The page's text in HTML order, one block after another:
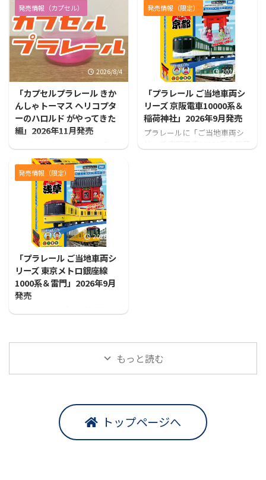
発売情報（カプセル）
2026/8/4
「カプセルプラレール きか
んしゃトーマス ヘリコプタ
ーのハロルド がやってきた
編」2026年11月発売
プセルプラレール きかんしゃ
トーマス ヘリコプターのハロ
ルド がやってきた編」が発売
となります！
発売情報（限定）
2026/7/31
「プラレール ご当地車両シ
リーズ 京阪電車10000系＆
稲荷神社」2026年9月発売
プラレールに「ご当地車両シ
発売情報（限定）
2026/7/31
「プラレール ご当地車両シ
リーズ 東京メトロ銀座線
1000系＆雷門」2026年9月
発売
もっと読む
トップページへ